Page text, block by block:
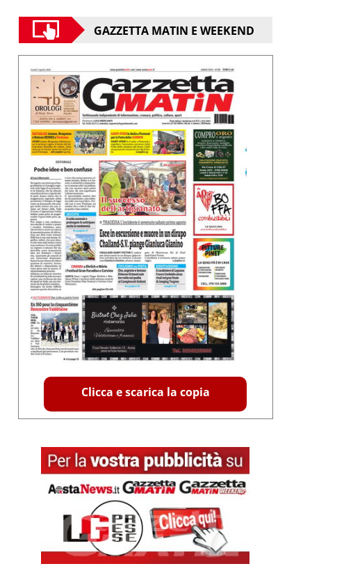
GAZZETTA MATIN E WEEKEND
Clicca e scarica la copia